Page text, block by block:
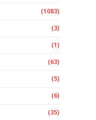
(1083)
(3)
(1)
(63)
(5)
(6)
(35)